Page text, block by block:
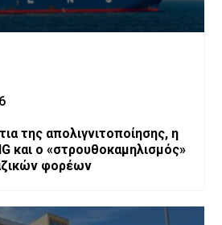
της απολιγνιτοποίησης, η
φορέων